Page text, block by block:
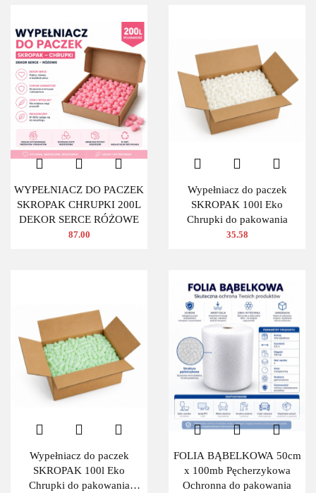
WYPEŁNIACZ DO PACZEK
SKROPAK CHRUPKI 200L
DEKOR SERCE RÓŻOWE
87.00
Wypełniacz do paczek
SKROPAK 100l Eko
Chrupki do pakowania
35.58
Wypełniacz do paczek
SKROPAK 100l Eko
Chrupki do pakowania
FOLIA BĄBELKOWA 50cm
x 100mb Pęcherzykowa
Ochronna do pakowania